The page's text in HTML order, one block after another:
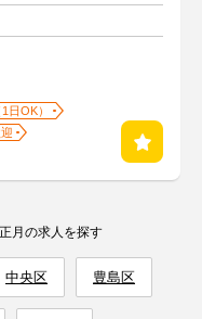
日OK）
月の求人を探す
中央区 豊島区